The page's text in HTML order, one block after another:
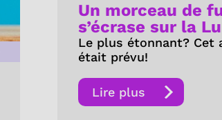
Un morceau de
s’écrase sur la
Le plus étonnant? Cet
était prévu!
Lire plus